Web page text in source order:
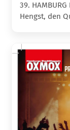
39.
Hengst, den